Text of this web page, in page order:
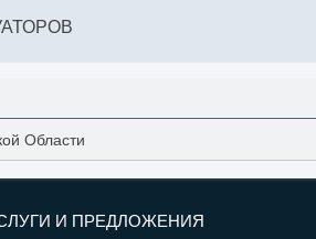
Области
И ПРЕДЛОЖЕНИЯ